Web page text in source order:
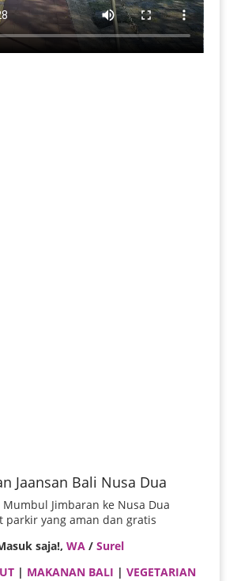
Jaansan Bali Nusa Dua
Mumbul Jimbaran ke Nusa Dua
parkir yang aman dan gratis
saja!, WA/ Surel
| MAKANAN BALI |VEGETARIAN